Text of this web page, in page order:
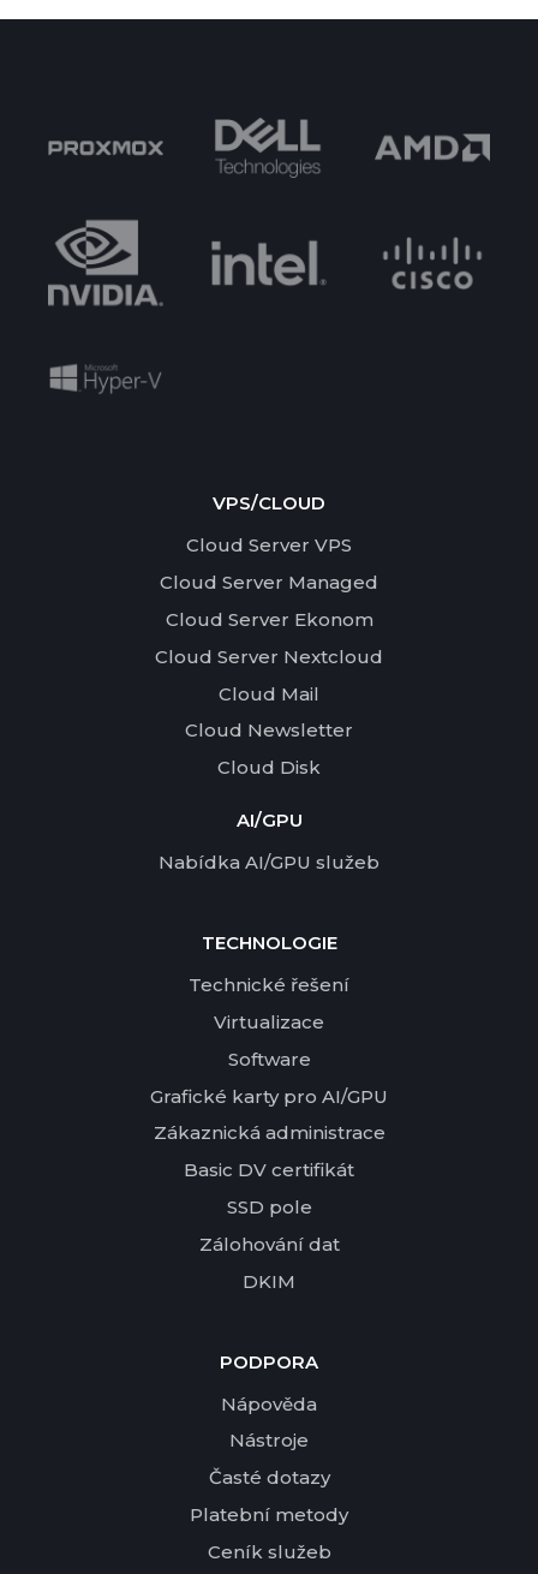
VPS/CLOUD
Cloud Server VPS
Cloud Server Managed
Cloud Server Ekonom
Cloud Server Nextcloud
Cloud Mail
Cloud Newsletter
Cloud Disk
AI/GPU
Nabídka AI/GPU služeb
TECHNOLOGIE
Technické řešení
Virtualizace
Software
Grafické karty pro AI/GPU
Zákaznická administrace
Basic DV certifikát
SSD pole
Zálohování dat
DKIM
PODPORA
Nápověda
Nástroje
Časté dotazy
Platební metody
Ceník služeb